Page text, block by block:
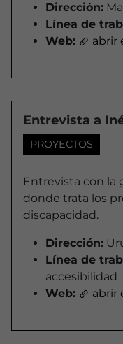
Dirección:
Línea de
Web:
abrir
Entrevista a
PROYECTOS
Entrevista con la
donde trata los
discapacidad.
Dirección:
Línea de
accesibilidad
Web:
abrir